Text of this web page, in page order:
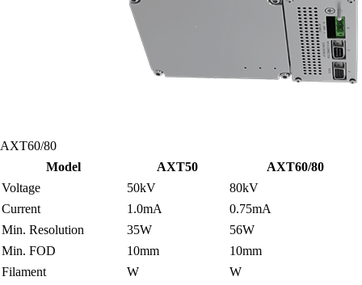
AXT60/80
Model
AXT50
AXT60/80
Voltage
50kV
80kV
Current
1.0mA
0.75mA
Min. Resolution
35W
56W
Min. FOD
10mm
10mm
Filament
W
W